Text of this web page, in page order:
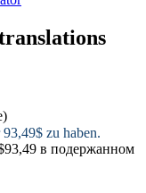
zu haben.
в подержанном